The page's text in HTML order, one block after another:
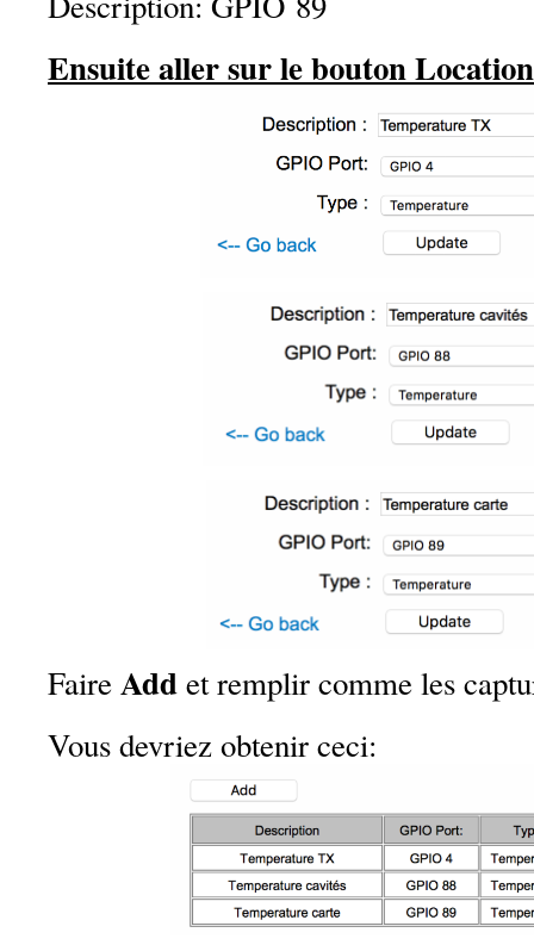
Ensuite aller sur le bouton
FaireAddet remplir comme les
Vous devriez obtenir ceci: